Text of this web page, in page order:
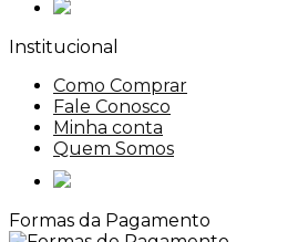
Institucional
Como Comprar
Fale Conosco
Minha conta
Quem Somos
Formas da Pagamento